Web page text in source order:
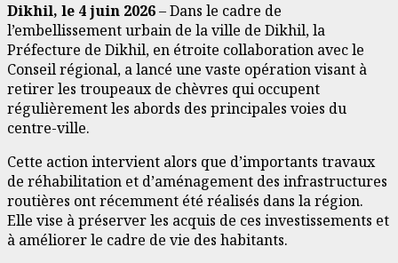
Dikhil, le 4 juin 2026– Dans le cadre de
l’embellissement urbain de la ville de Dikhil, la
Préfecture de Dikhil, en étroite collaboration avec le
Conseil régional, a lancé une vaste opération visant à
retirer les troupeaux de chèvres qui occupent
régulièrement les abords des principales voies du
centre-ville.
Cette action intervient alors que d’importants travaux
de réhabilitation et d’aménagement des infrastructures
routières ont récemment été réalisés dans la région.
Elle vise à préserver les acquis de ces investissements et
à améliorer le cadre de vie des habitants.